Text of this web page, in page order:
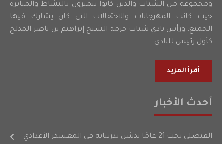
ومجموعة من الشباب والذين كانوا يتميزون بالنشاط والمثابرة
حيث كانت المهرجانات والاحتفالات التي كان يشارك فيها
الجميع، ورأس نادي شباب حرمة الشيخ إبراهيم بن ناصر المدلج
كأول رئيس للنادي.
أقرأ المزيد
أحدث الأخبار
الفيصلي تحت 21 عامًا يدشن تدريباته في المعسكر الأعدادي